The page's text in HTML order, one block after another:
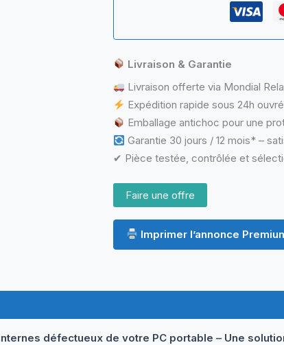
USB,Livraison & Garantie
Livraison offerte via Mondial
Expédition rapide sous 24h
Emballage antichoc pour une
Garantie 30 jours / 12 mois* –
✔ Pièce testée, contrôlée et
Faire une offre
Imprimer l’annonce
défectueux de votre PC portable – Une